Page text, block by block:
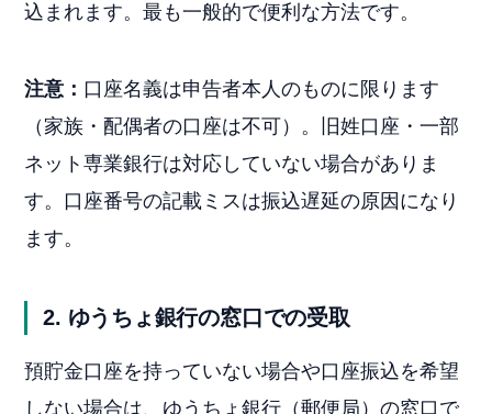
込まれます。最も一般的で便利な方法です。
注意： 口座名義は申告者本人のものに限ります
（家族・配偶者の口座は不可）。旧姓口座・一部
ネット専業銀行は対応していない場合がありま
す。口座番号の記載ミスは振込遅延の原因になり
ます。
2. ゆうちょ銀行の窓口での受取
預貯金口座を持っていない場合や口座振込を希望
しない場合は、ゆうちょ銀行（郵便局）の窓口で